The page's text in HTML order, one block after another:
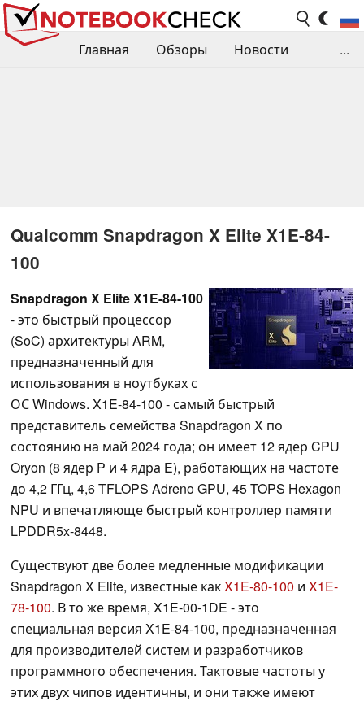
Главная Обзоры
Новости
...
Qualcomm Snapdragon X Elite X1E-84-
100
Snapdragon X Elite X1E-84-100
- это быстрый процессор
(SoC) архитектуры ARM,
предназначенный для
использования в ноутбуках с
ОС Windows. X1E-84-100 - самый быстрый
представитель семейства Snapdragon X по
состоянию на май 2024 года; он имеет 12 ядер CPU
Oryon (8 ядер P и 4 ядра E), работающих на частоте
до 4,2 ГГц, 4,6 TFLOPS Adreno GPU, 45 TOPS Hexagon
NPU и впечатляюще быстрый контроллер памяти
LPDDR5x-8448.
Существуют две более медленные модификации
Snapdragon X Elite, известные какX1E-80-100 и X1E-
78-100. В то же время, X1E-00-1DE - это
специальная версия X1E-84-100, предназначенная
для производителей систем и разработчиков
программного обеспечения. Тактовые частоты у
этих двух чипов идентичны, и они также имеют